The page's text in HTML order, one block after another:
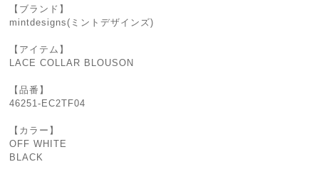
【ブランド】
mintdesigns(ミントデザインズ)
【アイテム】
LACE COLLAR BLOUSON
【品番】
46251-EC2TF04
【カラー】
OFF WHITE
BLACK